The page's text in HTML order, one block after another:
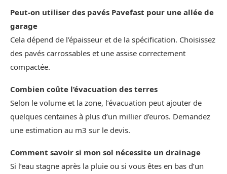
Peut‑on utiliser des pavés Pavefast pour une allée de
garage
Cela dépend de l’épaisseur et de la spécification. Choisissez
des pavés carrossables et une assise correctement
compactée.
Combien coûte l’évacuation des terres
Selon le volume et la zone, l’évacuation peut ajouter de
quelques centaines à plus d’un millier d’euros. Demandez
une estimation au m3 sur le devis.
Comment savoir si mon sol nécessite un drainage
Si l’eau stagne après la pluie ou si vous êtes en bas d’un